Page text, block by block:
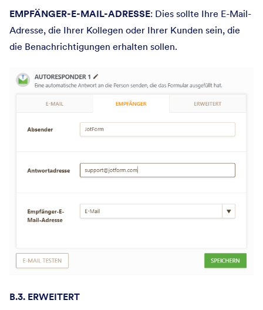
EMPFÄNGER-E-MAIL-ADRESSE: Dies sollte Ihre E-Mail-
Adresse, die Ihrer Kollegen oder Ihrer Kunden sein, die
die Benachrichtigungen erhalten sollen.
B.3. ERWEITERT